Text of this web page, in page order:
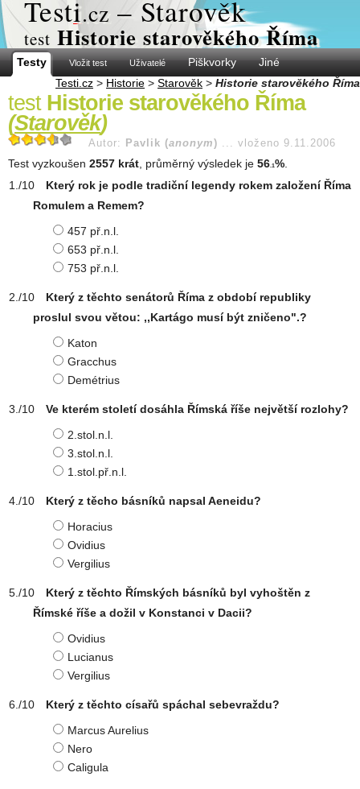
Testi.cz – Starověk
test Historie starověkého Říma
Testy Vložit test Uživatelé Piškvorky
Jiné
Testi.cz > Historie > Starověk > Historie starověkého Říma
test Historie starověkého Říma
(Starověk)
Autor: Pavlik (anonym ) ... vloženo 9.11.2006
Test vyzkoušen 2557 krát , průměrný výsledek je 56 .1 %
Který rok je podle tradiční legendy rokem založení Říma
Romulem a Remem?
457 př.n.l.
653 př.n.l.
753 př.n.l.
Který z těchto senátorů Říma z období republiky
proslul svou větou: ,,Kartágo musí být zničeno".?
Katon
Gracchus
Demétrius
Ve kterém století dosáhla Římská říše největší rozlohy?
2.stol.n.l.
3.stol.n.l.
1.stol.př.n.l.
Který z těcho básníků napsal Aeneidu?
Horacius
Ovidius
Vergilius
Který z těchto Římských básníků byl vyhoštěn z
Římské říše a dožil v Konstanci v Dacii?
Ovidius
Lucianus
Vergilius
Který z těchto císařů spáchal sebevraždu?
Marcus Aurelius
Nero
Caligula